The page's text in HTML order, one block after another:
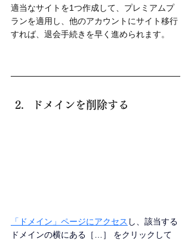
適当なサイトを1つ作成して、プレミアムプ
ランを適用し、他のアカウントにサイト移行
すれば、退会手続きを早く進められます。
ドメインを削除する
「ドメイン」ページにアクセス し、該当する
ドメインの横にある［…］ をクリックして